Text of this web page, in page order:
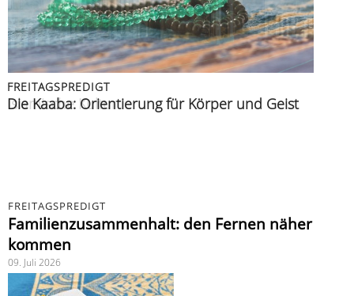
FREITAGSPREDIGT
Islamische Kultur
FREITAGSPREDIGT
Die Kaaba: Orientierung für Körper und Geist
PRESSEMITTEILUNG
Islamische Gemeinschaft verurteilt Angriff auf
FREITAGSPREDIGT
Azan: der Ruf zur Zeugenschaft
FREITAGSPREDIGT
Muslime im Urlaub
FREITAGSPREDIGT
Familienzusammenhalt: den Fernen näher
kommen
09. Juli 2026